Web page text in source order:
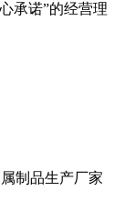
承诺”的经营理
制品生产厂家